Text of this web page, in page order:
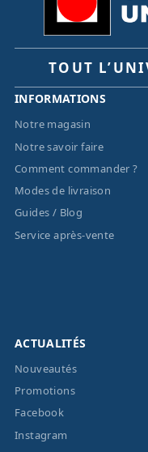
TOUT
INFORMATIONS
Notre magasin
Notre savoir faire
Comment commander ?
Modes de livraison
Guides / Blog
Service après-vente
ACTUALITÉS
Nouveautés
Promotions
Facebook
Instagram